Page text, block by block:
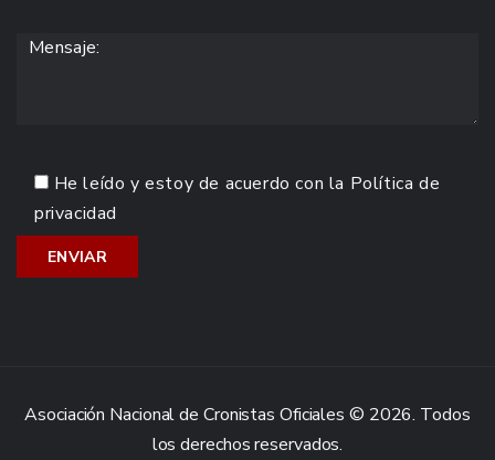
He leído y estoy de acuerdo con la Política de
privacidad
Asociación Nacional de Cronistas Oficiales © 2026. Todos
los derechos reservados.